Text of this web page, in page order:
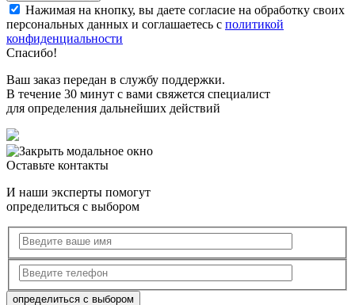
Нажимая на кнопку, вы даете согласие на обработку своих
персональных данных и соглашаетесь с политикой
конфиденциальности
Спасибо!
Ваш заказ передан в службу поддержки.
В течение 30 минут с вами свяжется специалист
для определения дальнейших действий
Оставьте контакты
И наши эксперты помогут
определиться с выбором